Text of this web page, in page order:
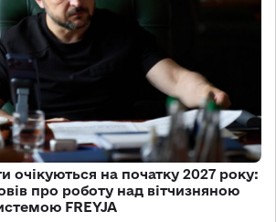
очікуються на початку 2027 року:
про роботу над вітчизняною
FREYJA